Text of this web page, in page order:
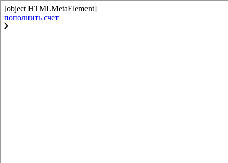
[object HTMLMetaElement]
пополнить счет